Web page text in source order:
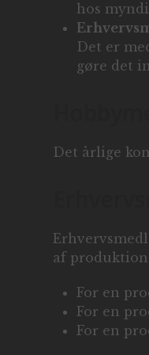
hos
Det er
gøre det
Det årlige
af
For en
For en
For en